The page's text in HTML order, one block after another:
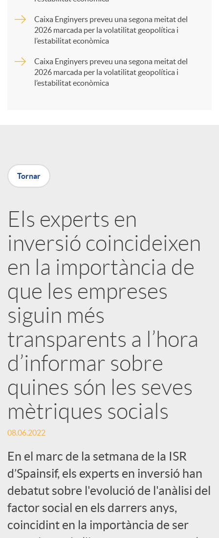
X
r
x
e
s
S
o
c
i
a
l
Caixa Enginyers preveu una segona meitat del
2026 marcada per la volatilitat geopolítica i
l’estabilitat econòmica
Caixa Enginyers preveu una segona meitat del
2026 marcada per la volatilitat geopolítica i
l’estabilitat econòmica
Tornar
Els experts en
inversió coincideixen
en la importància de
que les empreses
siguin més
transparents a l’hora
d’informar sobre
quines són les seves
mètriques socials
08.06.2022
En el marc de la setmana de la ISR
d’Spainsif, els experts en inversió han
debatut sobre l'evolució de l'anàlisi del
factor social en els darrers anys,
coincidint en la importància de ser